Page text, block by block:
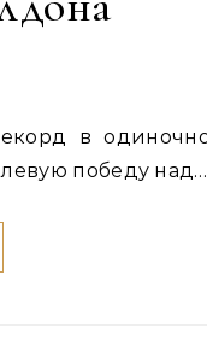
победу над…